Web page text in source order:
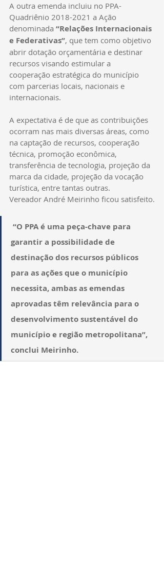
A outra emenda incluiu no PPA-
Quadriênio 2018-2021 a Ação
denominada “Relações Internacionais
e Federativas”, que tem como objetivo
abrir dotação orçamentária e destinar
recursos visando estimular a
cooperação estratégica do município
com parcerias locais, nacionais e
internacionais.
A expectativa é de que as contribuições
ocorram nas mais diversas áreas, como
na captação de recursos, cooperação
técnica, promoção econômica,
transferência de tecnologia, projeção da
marca da cidade, projeção da vocação
turística, entre tantas outras.
Vereador André Meirinho ficou satisfeito.
garantir a possibilidade de
destinação dos recursos públicos
para as ações que o município
necessita, ambas as emendas
aprovadas têm relevância para o
desenvolvimento sustentável do
município e região metropolitana”,
conclui Meirinho.